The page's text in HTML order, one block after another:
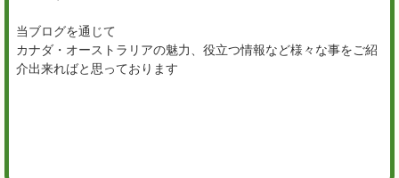
当ブログを通じて
カナダ・オーストラリアの魅力、役立つ情報など様々な事をご紹
介出来ればと思っております